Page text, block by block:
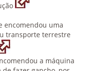
encomendou uma
transporte terrestre
a máquina